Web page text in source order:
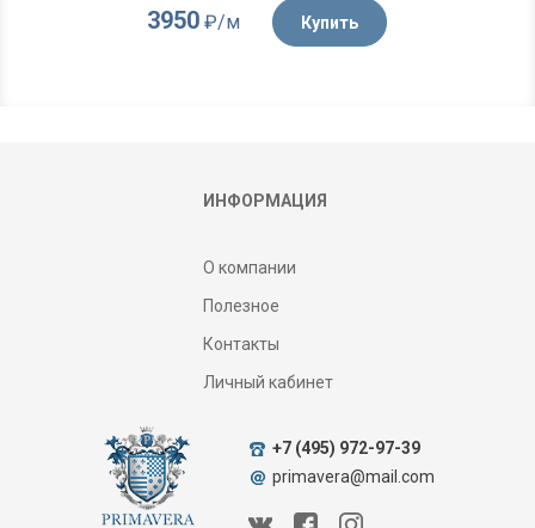
3950₽/м Купить
ИНФОРМАЦИЯ
О компании
Полезное
Контакты
Личный кабинет
+7 (495) 972-97-39
primavera@mail.com